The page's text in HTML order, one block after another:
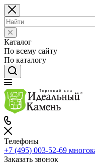
Каталог
По всему сайту
По каталогу
Телефоны
+7 (495) 003-52-69
Заказать звонок